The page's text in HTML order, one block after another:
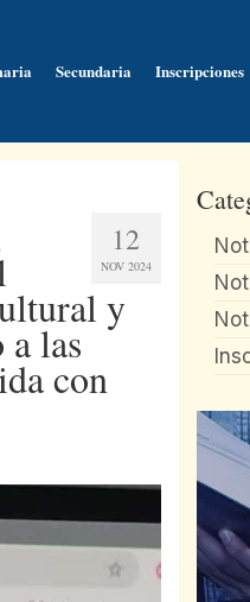
Secundaria Inscripciones
12
NOV 2024
y
las
con